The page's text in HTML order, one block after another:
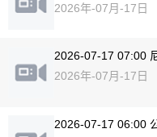
2026年-07月-17日
2026-07-17 07:00
2026年-07月-17日
2026-07-17 06:00